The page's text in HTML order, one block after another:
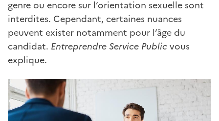
genre ou encore sur l’orientation sexuelle sont
interdites. Cependant, certaines nuances
peuvent exister notamment pour l’âge du
candidat. Entreprendre Service Publicvous
explique.